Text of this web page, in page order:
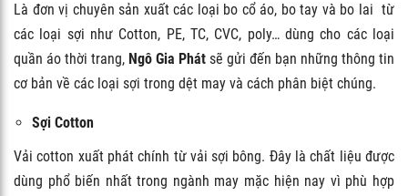
Là đơn vị chuyên sản xuất các loại bo cổ áo, bo tay và bo lai từ
các loại sợi như Cotton, PE, TC, CVC, poly… dùng cho các loại
quần áo thời trang, Ngô Gia Phát sẽ gửi đến bạn những thông tin
cơ bản về các loại sợi trong dệt may và cách phân biệt chúng.
Sợi Cotton
Vải cotton xuất phát chính từ vải sợi bông. Đây là chất liệu được
dùng phổ biến nhất trong ngành may mặc hiện nay vì phù hợp